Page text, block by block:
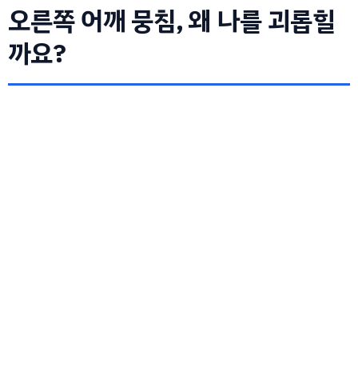
오른쪽 어깨 뭉침, 왜 나를 괴롭힐
까요?